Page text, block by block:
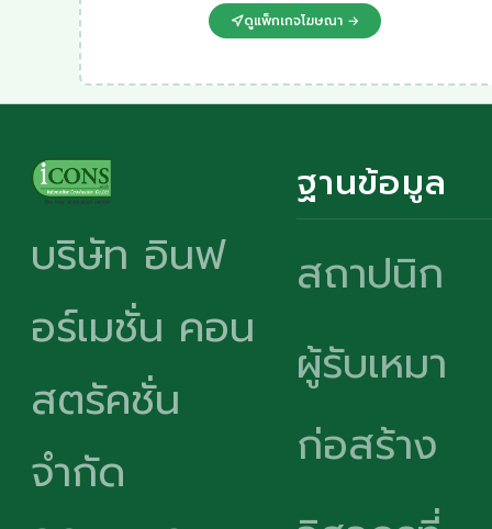
ดูแพ็กเกจโฆษณา →
บริษัท อินฟ
อร์เมชั่น คอน
สตรัคชั่น
จำกัด
ฐานข้อมูล
สถาปนิก
ผู้รับเหมา
ก่อสร้าง